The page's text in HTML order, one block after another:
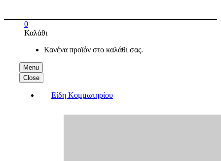
Menu
Close
Είδη Κομμωτηρίου
0
Καλάθι
Κανένα προϊόν στο καλάθι σας.